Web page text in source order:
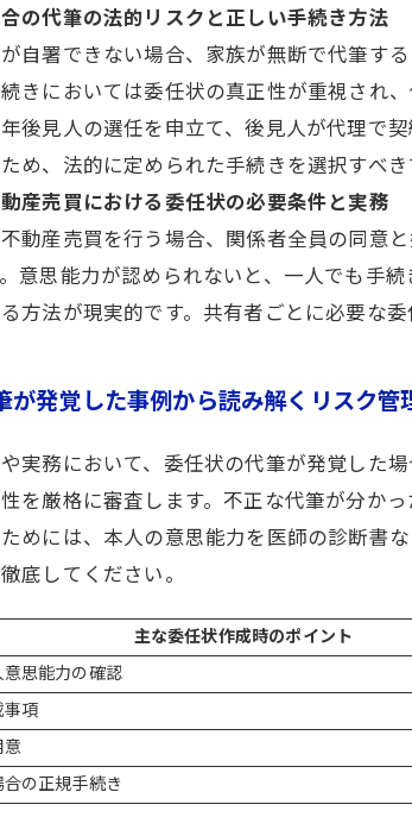
の代筆の法的リスクと正しい手続き方法
自署できない場合、家族が無断で代筆す
きにおいては委任状の真正性が重視され
後見人の選任を申立て、後見人が代理で
め、法的に定められた手続きを選択すべき
産売買における委任状の必要条件と実務
動産売買を行う場合、関係者全員の同意
意思能力が認められないと、一人でも手
方法が現実的です。共有者ごとに必要な
が発覚した事例から読み解くリスク管
実務において、委任状の代筆が発覚した
を厳格に審査します。不正な代筆が分か
めには、本人の意思能力を医師の診断書
底してください。
主な委任状作成時のポイント
思能力の確認
項
の正規手続き